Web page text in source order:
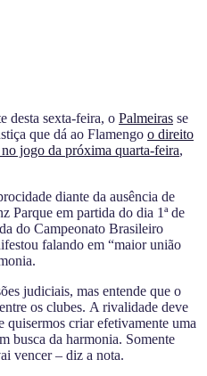
desta sexta-feira, o Palmeiras se
que dá ao Flamengo o direito
jogo da próxima quarta-feira,
diante da ausência de
Parque em partida do dia 1ª de
do Campeonato Brasileiro
falando em “maior união
judiciais, mas entende que o
os clubes. A rivalidade deve
quisermos criar efetivamente uma
busca da harmonia. Somente
vencer – diz a nota.